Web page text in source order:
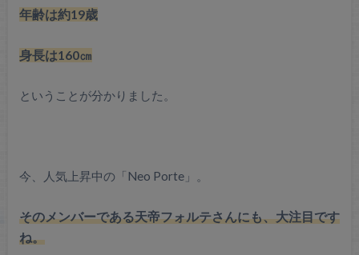
年齢は約19歳
身長は160㎝
ということが分かりました。
今、人気上昇中の「Neo Porte」。
そのメンバーである天帝フォルテさんにも、大注目です
ね。